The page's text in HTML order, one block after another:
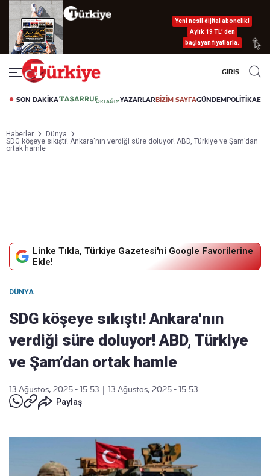
Yeni nesil dijital abonelik!
Aylık 19 TL’ den
başlayan fiyatlarla.
GİRİŞ
SON DAKİKA YAZARLARBİZİM SAYFAGÜNDEMPOLİTİKA
Haberler
Dünya
SDG köşeye sıkıştı! Ankara'nın verdiği süre doluyor! ABD, Türkiye ve Şam’dan
ortak hamle
Linke Tıkla, Türkiye Gazetesi'ni Google Favorilerine
Ekle!
DÜNYA
SDG köşeye sıkıştı! Ankara'nın
verdiği süre doluyor! ABD, Türkiye
ve Şam’dan ortak hamle
13 Ağustos, 2025 - 15:53
13 Ağustos, 2025 - 15:53
Paylaş